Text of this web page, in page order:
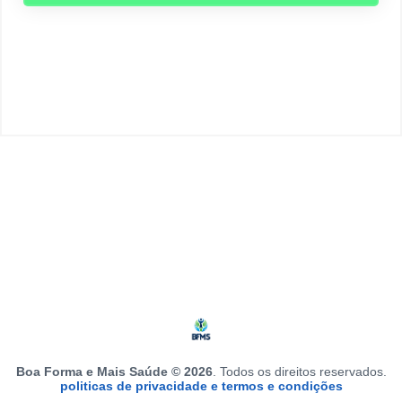
Boa Forma e Mais Saúde © 2026. Todos os direitos reservados.
politicas de privacidade e termos e condições